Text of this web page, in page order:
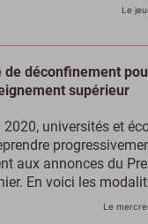
Le
déconfinement
supérieur
universités et
aux annonces du
En voici les
Le